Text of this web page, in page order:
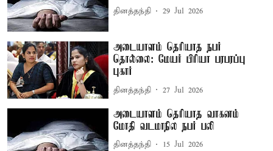
தினத்தந்தி 29 Jul 2026
அடையாளம் தெரியாத நபர்
தொல்லை: மேயர் பிரியா பரபரப்பு
புகார்
தினத்தந்தி 27 Jul 2026
அடையாளம் தெரியாத வாகனம்
மோதி வடமாநில நபர் பலி
தினத்தந்தி 15 Jul 2026